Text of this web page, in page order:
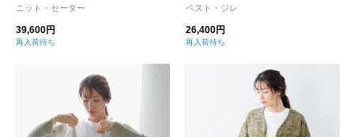
ニット・セーター
39,600円
再入荷待ち
ベスト・ジレ
26,400円
再入荷待ち